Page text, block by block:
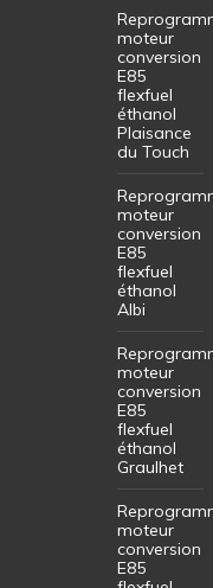
moteur
conversion
E85
flexfuel
éthanol
Plaisance
du Touch
moteur
conversion
E85
flexfuel
éthanol
Albi
moteur
conversion
E85
flexfuel
éthanol
Graulhet
moteur
conversion
E85